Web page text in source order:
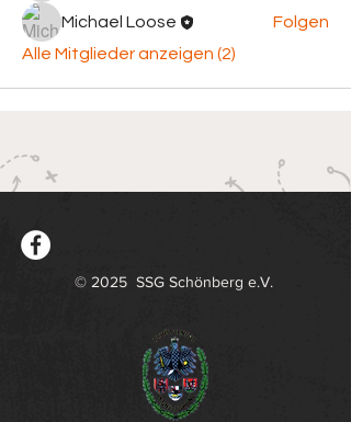
Michael Loose
Folgen
Alle Mitglieder anzeigen (2)
© 2025 SSG Schönberg e.V.